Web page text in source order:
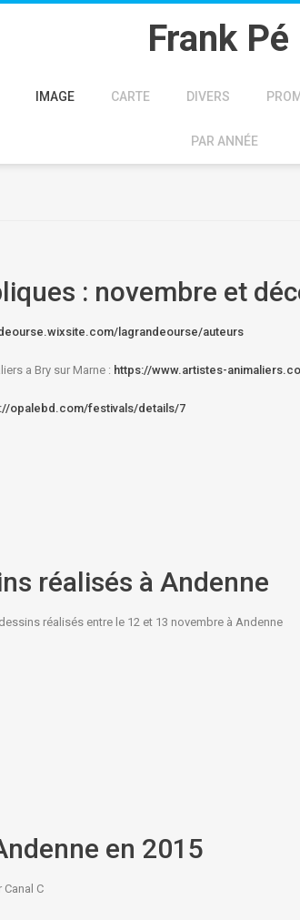
Frank Pé
IMAGE CARTE DIVERS
PAR ANNÉE
: novembre et
com/lagrandeourse/auteurs
a Bry sur Marne : https://www.artistes-
opalebd.com/festivals/details/7
réalisés à Andenne
réalisés entre le 12 et 13 novembre à Andenne
en 2015
C